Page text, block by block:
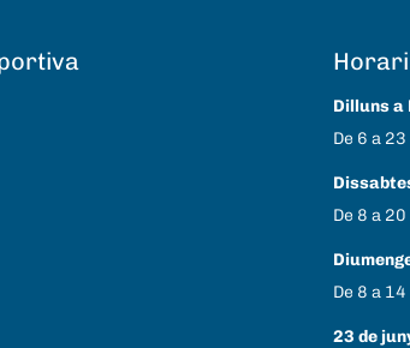
Horari
Dilluns a
De 6 a 23
De 8 a 20
De 8 a 14
23 de